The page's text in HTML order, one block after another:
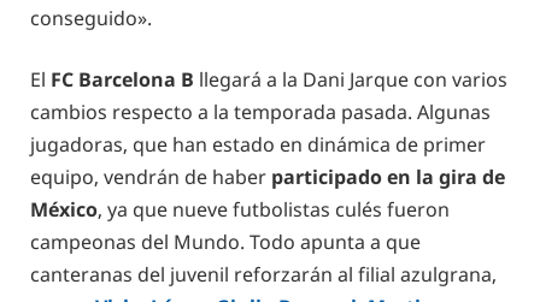
conseguido».
El FC Barcelona B llegará a la Dani Jarque con varios
cambios respecto a la temporada pasada. Algunas
jugadoras, que han estado en dinámica de primer
equipo, vendrán de haber participado en la gira de
México, ya que nueve futbolistas culés fueron
campeonas del Mundo. Todo apunta a que
canteranas del juvenil reforzarán al filial azulgrana,